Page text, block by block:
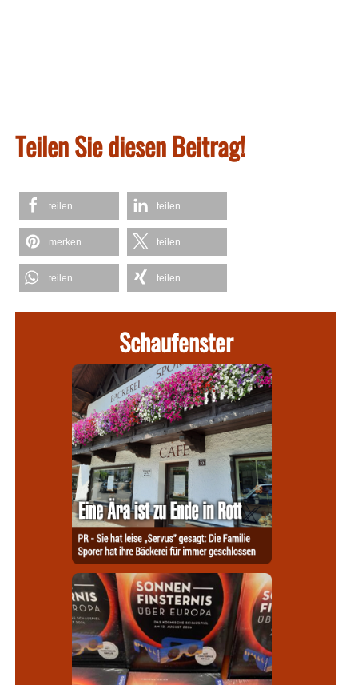
Teilen Sie diesen Beitrag!
teilen teilen
merken teilen
teilen teilen
Schaufenster